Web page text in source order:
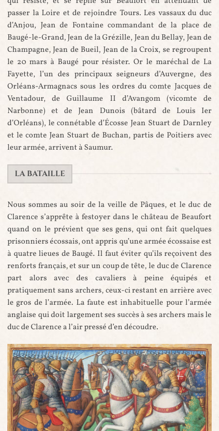
passer la Loire et de rejoindre Tours. Les vassaux du duc
d’Anjou, Jean de Fontaine commandant de la place de
Baugé-le-Grand, Jean de la Grézille, Jean du Bellay, Jean de
Champagne, Jean de Bueil, Jean de la Croix, se regroupent
le 20 mars à Baugé pour résister. Or le maréchal de La
Fayette, l’un des principaux seigneurs d’Auvergne, des
Orléans-Armagnacs sous les ordres du comte Jacques de
Ventadour, de Guillaume II d’Avangom (vicomte de
Narbonne) et de Jean Dunois (bâtard de Louis Ier
d’Orléans), le connétable d’Écosse Jean Stuart de Darnley
et le comte Jean Stuart de Buchan, partis de Poitiers avec
leur armée, arrivent à Saumur.
LA BATAILLE
Nous sommes au soir de la veille de Pâques, et le duc de
Clarence s’apprête à festoyer dans le château de Beaufort
quand on le prévient que ses gens, qui ont fait quelques
prisonniers écossais, ont appris qu’une armée écossaise est
à quatre lieues de Baugé. Il faut éviter qu’ils reçoivent des
renforts français, et sur un coup de tête, le duc de Clarence
part alors avec des cavaliers à peine équipés et
pratiquement sans archers, ceux-ci restant en arrière avec
le gros de l’armée. La faute est inhabituelle pour l’armée
anglaise qui doit largement ses succès à ses archers mais le
duc de Clarence a l’air pressé d’en découdre.